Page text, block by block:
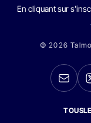
En cliquant sur
© 2026